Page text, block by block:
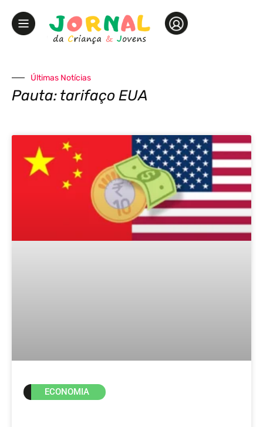
Últimas Notícias
Pauta: tarifaço EUA
ECONOMIA